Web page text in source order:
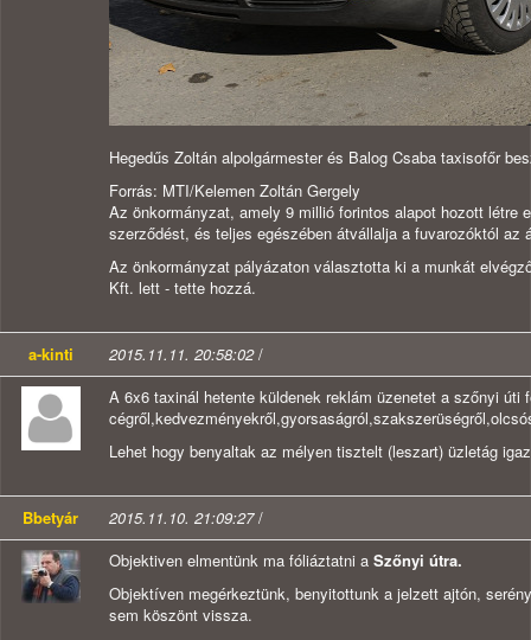
Hegedűs Zoltán alpolgármester és Balog Csaba taxisofőr
Forrás: MTI/Kelemen Zoltán Gergely
Az önkormányzat, amely 9 millió forintos alapot hozott létre
szerződést, és teljes egészében átvállalja a fuvarozóktól
Az önkormányzat pályázaton választotta ki a munkát
Kft. lett - tette hozzá.
a-kinti 2015.11.11. 20:58:02/
A 6x6 taxinál hetente küldenek reklám üzenetet a szőnyi úti
Lehet hogy benyaltak az mélyen tisztelt (leszart) üzletág
Bbetyár 2015.11.10. 21:09:27/
Objektiven elmentünk ma fóliáztatni a Szőnyi útra.
Objektíven megérkeztünk, benyitottunk a jelzett ajtón,
sem köszönt vissza.